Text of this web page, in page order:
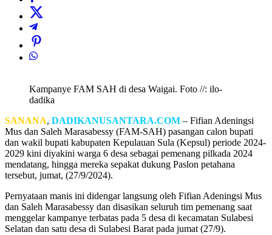
Kampanye FAM SAH di desa Waigai. Foto //: ilo-
dadika
SANANA, DADIKANUSANTARA.COM – Fifian Adeningsi
Mus dan Saleh Marasabessy (FAM-SAH) pasangan calon bupati
dan wakil bupati kabupaten Kepulauan Sula (Kepsul) periode 2024-
2029 kini diyakini warga 6 desa sebagai pemenang pilkada 2024
mendatang, hingga mereka sepakat dukung Paslon petahana
tersebut, jumat, (27/9/2024).
Pernyataan manis ini didengar langsung oleh Fifian Adeningsi Mus
dan Saleh Marasabessy dan disasikan seluruh tim pemenang saat
menggelar kampanye terbatas pada 5 desa di kecamatan Sulabesi
Selatan dan satu desa di Sulabesi Barat pada jumat (27/9).